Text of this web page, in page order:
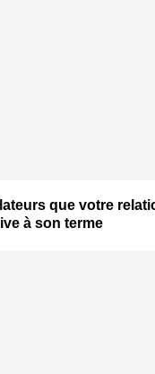
que votre
à son terme